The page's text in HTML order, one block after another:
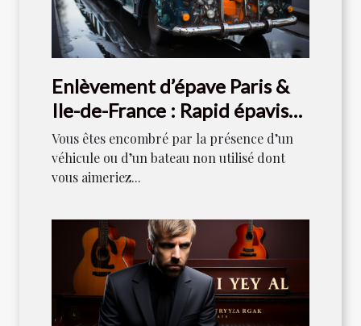
Enlèvement d’épave Paris &
Ile-de-France : Rapid épaviste
est votre référence
Vous êtes encombré par la présence d’un
véhicule ou d’un bateau non utilisé dont
vous aimeriez...